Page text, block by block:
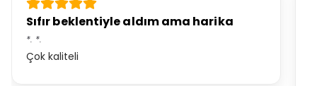
Sıfır beklentiyle aldım ama harika
*. *.
Çok kaliteli